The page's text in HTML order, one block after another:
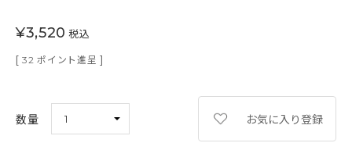
¥3,520 税込
[ 32 ポイント進呈 ]
お気に入り登録